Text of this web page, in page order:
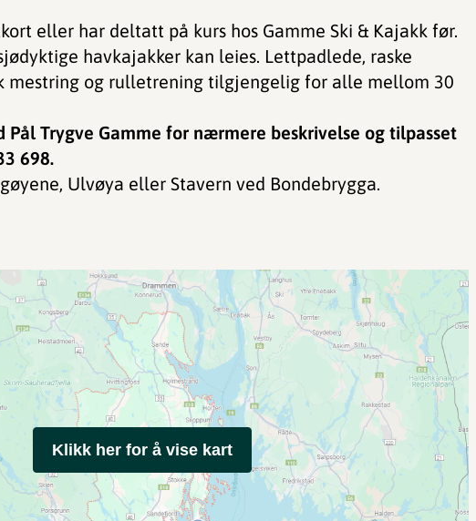
eller har deltatt på kurs hos Gamme Ski & Kajakk før.
havkajakker kan leies. Lettpadlede, raske
mestring og rulletrening tilgjengelig for alle mellom 30
Pål Trygve Gamme for nærmere beskrivelse og tilpasset
698.
Ulvøya eller Stavern ved Bondebrygga.
Klikk her for å vise kart